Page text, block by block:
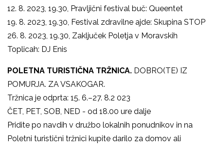
12. 8. 2023, 19.30, Pravljični festival buč: Queentet
19. 8. 2023, 19.30, Festival zdravilne ajde: Skupina STOP
26. 8. 2023, 19.30, Zaključek Poletja v Moravskih
Toplicah: DJ Enis
POLETNA TURISTIČNA TRŽNICA. DOBRO(TE) IZ
POMURJA. ZA VSAKOGAR.
Tržnica je odprta: 15. 6.–27. 8.2 023
ČET, PET, SOB, NED - od 18.00 ure dalje
Pridite po navdih v družbo lokalnih ponudnikov in na
Poletni turistični tržnici kupite darilo za domov ali